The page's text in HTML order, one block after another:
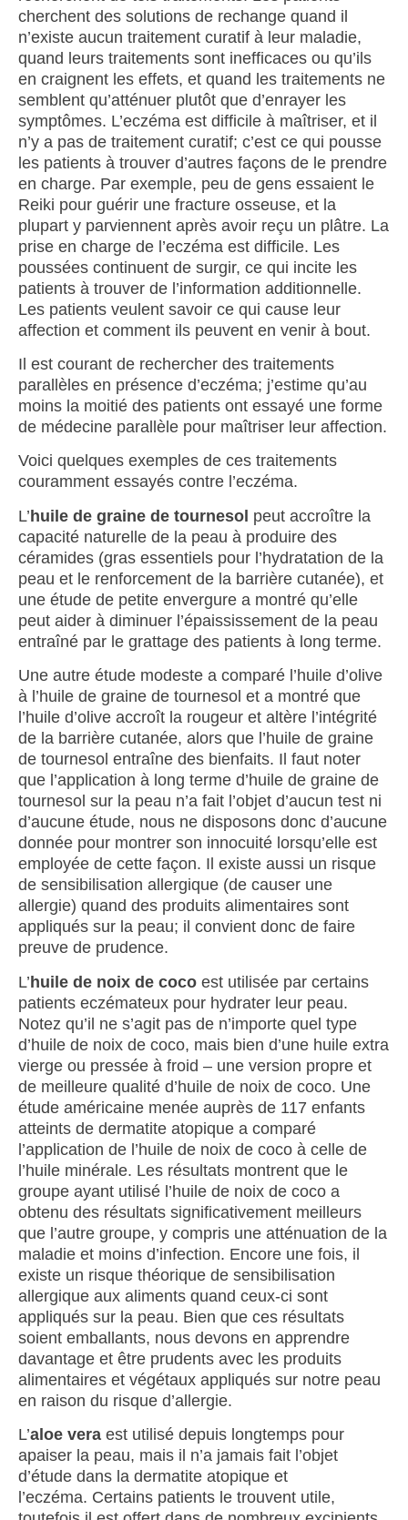
cherchent des solutions de rechange quand il
n’existe aucun traitement curatif à leur maladie,
quand leurs traitements sont inefficaces ou qu’ils
en craignent les effets, et quand les traitements ne
semblent qu’atténuer plutôt que d’enrayer les
symptômes. L’eczéma est difficile à maîtriser, et il
n’y a pas de traitement curatif; c’est ce qui pousse
les patients à trouver d’autres façons de le prendre
en charge. Par exemple, peu de gens essaient le
Reiki pour guérir une fracture osseuse, et la
plupart y parviennent après avoir reçu un plâtre. La
prise en charge de l’eczéma est difficile. Les
poussées continuent de surgir, ce qui incite les
patients à trouver de l’information additionnelle.
Les patients veulent savoir ce qui cause leur
affection et comment ils peuvent en venir à bout.
Il est courant de rechercher des traitements
parallèles en présence d’eczéma; j’estime qu’au
moins la moitié des patients ont essayé une forme
de médecine parallèle pour maîtriser leur affection.
Voici quelques exemples de ces traitements
couramment essayés contre l’eczéma.
L’huile de graine de tournesol peut accroître la
capacité naturelle de la peau à produire des
céramides (gras essentiels pour l’hydratation de la
peau et le renforcement de la barrière cutanée), et
une étude de petite envergure a montré qu’elle
peut aider à diminuer l’épaississement de la peau
entraîné par le grattage des patients à long terme.
Une autre étude modeste a comparé l’huile d’olive
à l’huile de graine de tournesol et a montré que
l’huile d’olive accroît la rougeur et altère l’intégrité
de la barrière cutanée, alors que l’huile de graine
de tournesol entraîne des bienfaits. Il faut noter
que l’application à long terme d’huile de graine de
tournesol sur la peau n’a fait l’objet d’aucun test ni
d’aucune étude, nous ne disposons donc d’aucune
donnée pour montrer son innocuité lorsqu’elle est
employée de cette façon. Il existe aussi un risque
de sensibilisation allergique (de causer une
allergie) quand des produits alimentaires sont
appliqués sur la peau; il convient donc de faire
preuve de prudence.
L’huile de noix de coco est utilisée par certains
patients eczémateux pour hydrater leur peau.
Notez qu’il ne s’agit pas de n’importe quel type
d’huile de noix de coco, mais bien d’une huile extra
vierge ou pressée à froid – une version propre et
de meilleure qualité d’huile de noix de coco. Une
étude américaine menée auprès de 117 enfants
atteints de dermatite atopique a comparé
l’application de l’huile de noix de coco à celle de
l’huile minérale. Les résultats montrent que le
groupe ayant utilisé l’huile de noix de coco a
obtenu des résultats significativement meilleurs
que l’autre groupe, y compris une atténuation de la
maladie et moins d’infection. Encore une fois, il
existe un risque théorique de sensibilisation
allergique aux aliments quand ceux-ci sont
appliqués sur la peau. Bien que ces résultats
soient emballants, nous devons en apprendre
davantage et être prudents avec les produits
alimentaires et végétaux appliqués sur notre peau
en raison du risque d’allergie.
L’aloe vera est utilisé depuis longtemps pour
apaiser la peau, mais il n’a jamais fait l’objet
d’étude dans la dermatite atopique et
l’eczéma. Certains patients le trouvent utile,